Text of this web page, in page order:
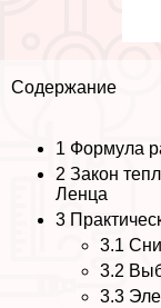
Содержание
1 Формула
2 Закон
Ленца
3
3.1
3.2
3.3